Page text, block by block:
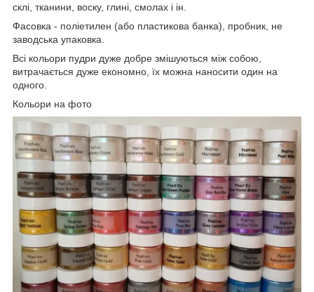
склі, тканини, воску, глині, смолах і ін.
Фасовка - поліетилен (або пластикова банка), пробник, не
заводська упаковка.
Всі кольори пудри дуже добре змішуються між собою,
витрачається дуже економно, їх можна наносити один на
одного.
Кольори на фото